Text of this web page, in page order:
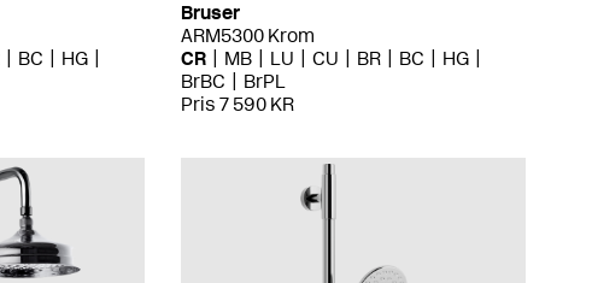
BC
HG
Bruser
ARM5300 Krom
CR
MB LU CU BR BC
HG
BrBC
BrPL
Pris 7 590 KR